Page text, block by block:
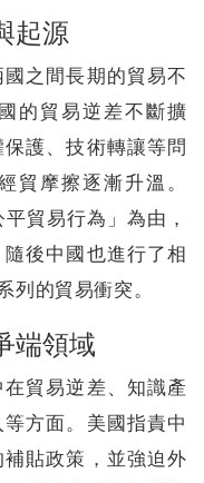
起源
之間長期的貿易不
的貿易逆差不斷擴
護、技術轉讓等問
貿摩擦逐漸升溫。
貿易行為」為由，
後中國也進行了相
列的貿易衝突。
端領域
貿易逆差、知識產
方面。美國指責中
貼政策，並強迫外